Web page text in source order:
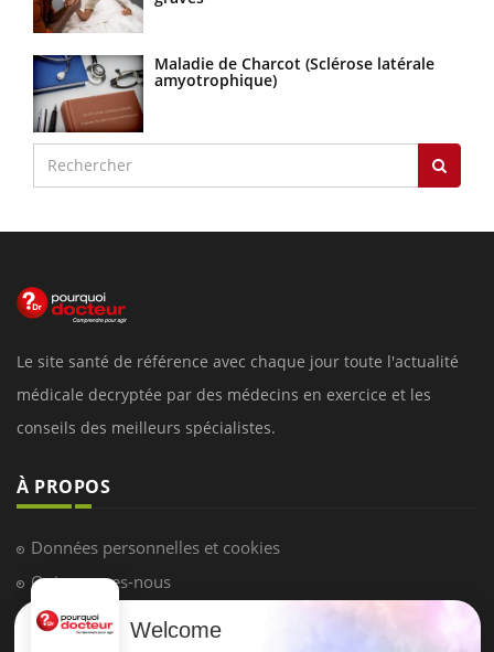
Maladie de Charcot (Sclérose latérale
amyotrophique)
Le site santé de référence avec chaque jour toute l'actualité
médicale decryptée par des médecins en exercice et les
conseils des meilleurs spécialistes.
À PROPOS
Données personnelles et cookies
Qui sommes-nous
Conditions d'utilisation
Welcome